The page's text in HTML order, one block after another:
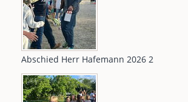
Abschied Herr Hafemann 2026 2